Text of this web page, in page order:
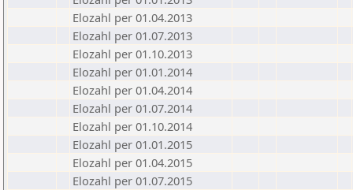
Elozahl per 01.04.2013
Elozahl per 01.07.2013
Elozahl per 01.10.2013
Elozahl per 01.01.2014
Elozahl per 01.04.2014
Elozahl per 01.07.2014
Elozahl per 01.10.2014
Elozahl per 01.01.2015
Elozahl per 01.04.2015
Elozahl per 01.07.2015